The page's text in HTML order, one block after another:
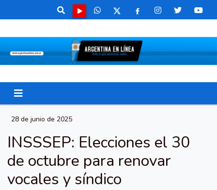
28 de junio de 2025
INSSSEP: Elecciones el 30
de octubre para renovar
vocales y síndico